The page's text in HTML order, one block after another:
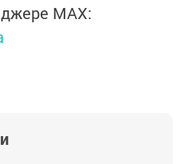
MАХ: